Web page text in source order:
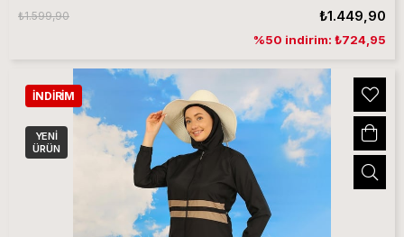
₺1.449,90
₺1.599,90
%50 indirim: ₺724,95
İNDIRIM
YENI
ÜRÜN